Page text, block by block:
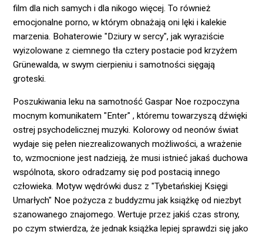
film dla nich samych i dla nikogo więcej. To również
emocjonalne porno, w którym obnażają oni lęki i kalekie
marzenia. Bohaterowie "Dziury w sercy", jak wyraziście
wyizolowane z ciemnego tła cztery postacie pod krzyżem
Grünewalda, w swym cierpieniu i samotności sięgają
groteski.
Poszukiwania leku na samotność Gaspar Noe rozpoczyna
mocnym komunikatem "Enter" , któremu towarzyszą dźwięki
ostrej psychodelicznej muzyki. Kolorowy od neonów świat
wydaje się pełen niezrealizowanych możliwości, a wrażenie
to, wzmocnione jest nadzieją, że musi istnieć jakaś duchowa
wspólnota, skoro odradzamy się pod postacią innego
człowieka. Motyw wędrówki dusz z "Tybetańskiej Księgi
Umarłych" Noe pożycza z buddyzmu jak książkę od niezbyt
szanowanego znajomego. Wertuje przez jakiś czas strony,
po czym stwierdza, że jednak książka lepiej sprawdzi się jako